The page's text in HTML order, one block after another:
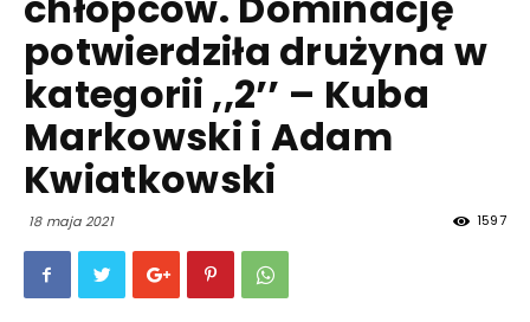
potwierdziła drużyna w
kategorii ,,2’’ – Kuba
Markowski i Adam
Kwiatkowski
18 maja 2021 1597